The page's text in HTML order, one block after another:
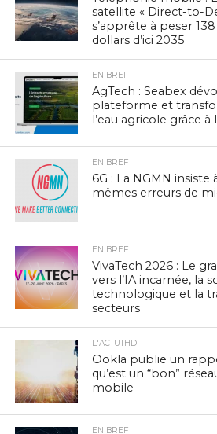
satellite « Direct-to-
s’apprête à peser
dollars d’ici 2035
EN BREF
AgTech : Seabex
plateforme et
l’eau agricole grâce à
EN BREF
6G : La NGMN insiste
mêmes erreurs de
EN BREF
VivaTech 2026 : Le
vers l’IA incarnée, la
technologique et la
secteurs
L'ACTUTHD
Ookla publie un
qu’est un “bon”
mobile
EN BREF